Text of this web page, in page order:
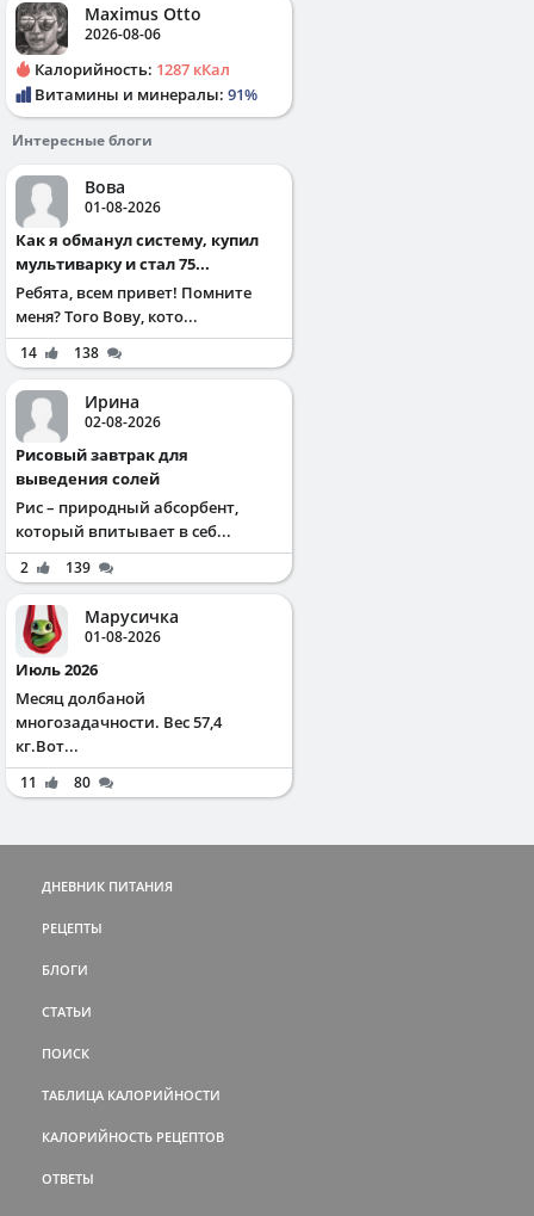
Maximus Otto
2026-08-06
Калорийность: 1287 кКал
Витамины и минералы: 91%
Интересные блоги
Вова
01-08-2026
Как я обманул систему, купил
мультиварку и стал 75...
Ребята, всем привет! Помните
меня? Того Вову, кото...
14 138
Ирина
02-08-2026
Рисовый завтрак для
выведения солей
Рис – природный абсорбент,
который впитывает в себ...
2 139
Марусичка
01-08-2026
Июль 2026
Месяц долбаной
многозадачности. Вес 57,4
кг.Вот...
11 80
ДНЕВНИК ПИТАНИЯ
РЕЦЕПТЫ
БЛОГИ
СТАТЬИ
ПОИСК
ТАБЛИЦА КАЛОРИЙНОСТИ
КАЛОРИЙНОСТЬ РЕЦЕПТОВ
ОТВЕТЫ